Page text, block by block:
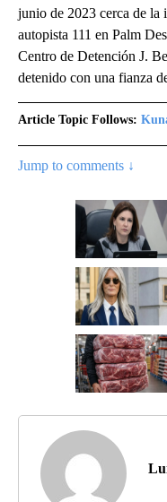
junio de 2023 cerca de la
autopista 111 en Palm
Centro de Detención J.
detenido con una fianza
Article Topic Follows:
Jump to comments ↓